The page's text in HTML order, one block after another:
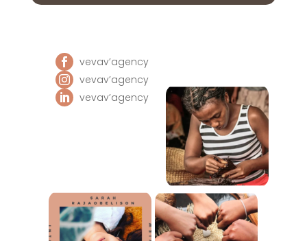
vevav’agency
vevav’agency
vevav’agency